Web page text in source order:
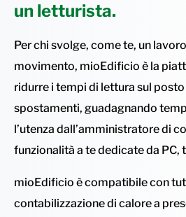
un letturista.
Per chi svolge, come te, un
movimento, mioEdificio è la
ridurre i tempi di lettura sul
spostamenti, guadagnando
l’utenza dall’amministratore di
funzionalità a te dedicate da PC,
mioEdificio è compatibile con
contabilizzazione di calore a